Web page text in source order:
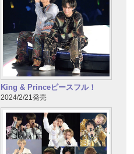
King & Princeピースフル！
2024/2/21発売